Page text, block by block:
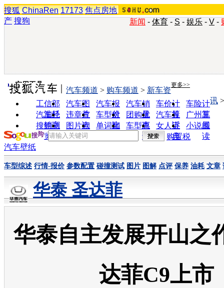
搜狐 ChinaRen 17173 焦点房地
产 搜狗 新闻 - 体育 - S - 娱乐 - V -
实用工具 更多>>
工信部
油耗
汽车图
片
汽车报
价
汽车销
量
车价计
算
车险计
算
汽车经
销商
违章查
询
车型对
比
团购优
惠
汽车投
诉
广州车
展
搜狗浏
览器
图片欣
赏
单词翻
车型查
询
女人宝
典
小说阅
读
汽车频道 > 购车频道 > 新车资
讯
购置税
汽车壁纸
车型综述 行情-报价 参数配置 碰撞测试 图片 图解 点评 保养 油耗 文章
华泰 圣达菲
华泰自主发展开山之
达菲C9上市